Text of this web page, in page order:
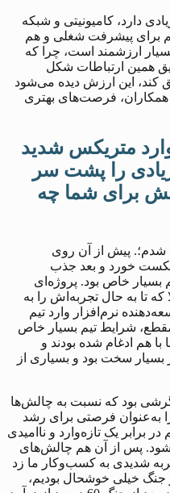
دارد، کامیونیتی و شبکه
برای پیشرفت شغلی و هم
ارزشمند است، چرا که
همین ارتباطات شکل
کند، این ارزش دیده می‌شود
همکاران، فرصت‌های بهتری
متریکس شدید
را پشت سر
برای شما چه
پیش از آن روی
خورد و بعد جذب
خاص بود. پروژه‌ای
که تا به حال تجربه‌اش را به
نرم‌افزار وارد تیم
شرایط تیم بسیار خاص
با هم ادغام شده بودند و
سخت بود و بسیاری از
بود که نسبت به چالش‌ها
به‌عنوان فرصتی برای رشد
برابر یک تازه‌وارد و ناامیدی
شود. پس از آن هم چالش‌های
شدیدی به کسب‌وکار ما زد
خیلی خوشحال بودیم،